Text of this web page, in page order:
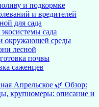
и подкормке
и вредителей
для сада
сада
окружающей среды
лесной
почвы
саженцев
Апрельское 🌿 Обзор:
крупномеры: описание и